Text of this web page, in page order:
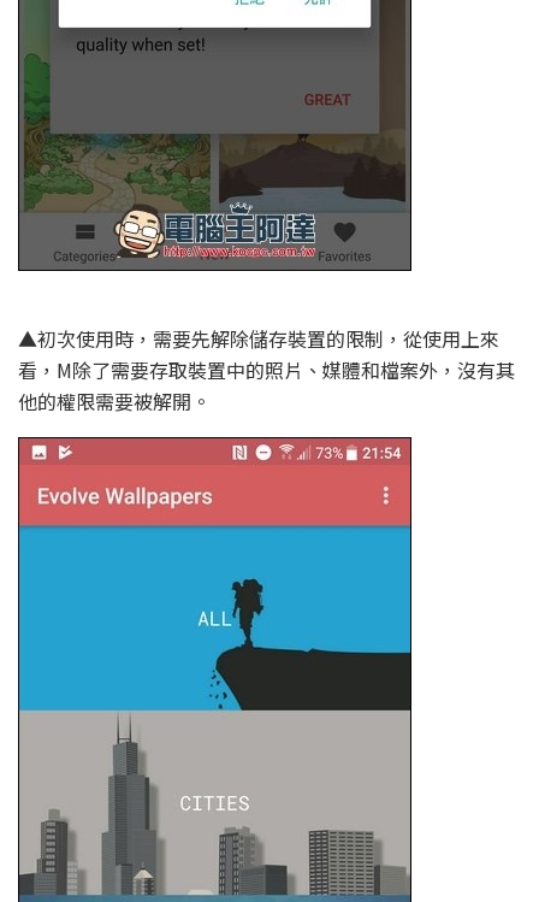
▲初次使用時，需要先解除儲存裝置的限制，從使用上來
看，M除了需要存取裝置中的照片、媒體和檔案外，沒有其
他的權限需要被解開。